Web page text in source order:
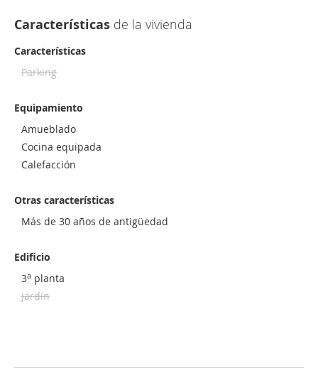
Características de la vivienda
Características
Parking
Equipamiento
Amueblado
Cocina equipada
Calefacción
Otras características
Más de 30 años de antigüedad
Edificio
3a planta
Jardín